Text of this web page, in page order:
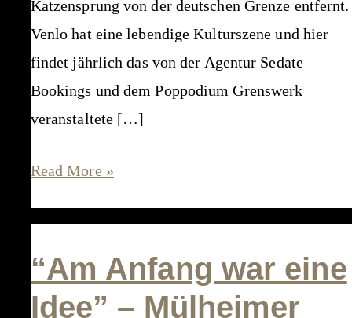
Katzensprung von der deutschen Grenze entfernt.
Venlo hat eine lebendige Kulturszene und hier
findet jährlich das von der Agentur Sedate
Bookings und dem Poppodium Grenswerk
veranstaltete […]
Rock’n’Roll
mit
dem
Down
By
Read More »
“Am Anfang war eine
Idee” – Mülheimer